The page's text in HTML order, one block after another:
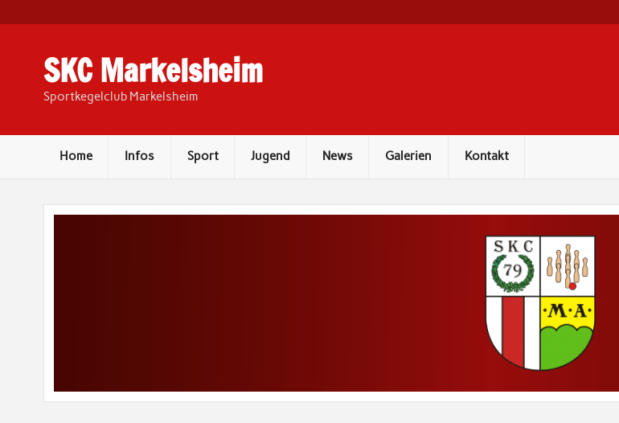
content
SKC Markelsheim
Sportkegelclub Markelsheim
Home Infos Sport Jugend News Galerien Kontakt